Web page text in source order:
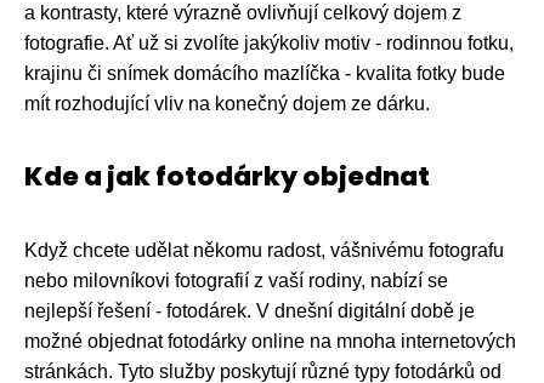
a kontrasty, které výrazně ovlivňují celkový dojem z
fotografie. Ať už si zvolíte jakýkoliv motiv - rodinnou fotku,
krajinu či snímek domácího mazlíčka - kvalita fotky bude
mít rozhodující vliv na konečný dojem ze dárku.
Kde a jak fotodárky objednat
Když chcete udělat někomu radost, vášnivému fotografu
nebo milovníkovi fotografií z vaší rodiny, nabízí se
nejlepší řešení - fotodárek. V dnešní digitální době je
možné objednat fotodárky online na mnoha internetových
stránkách. Tyto služby poskytují různé typy fotodárků od